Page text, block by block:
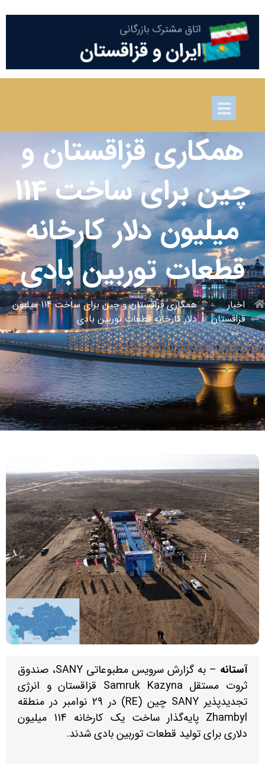
همکاری قزاقستان و
چین برای ساخت 114
میلیون دلار کارخانه
قطعات توربین بادی
اخبار
قزاقستان
همکاری قزاقستان و چین برای ساخت 114 میلیون
دلار کارخانه قطعات توربین بادی
آستانه
– به گزارش سرویس مطبوعاتی SANY، صندوق
ثروت مستقل Samruk Kazyna قزاقستان و انرژی
تجدیدپذیر SANY چین (RE) در 29 نوامبر در منطقه
Zhambyl پایه‌گذار ساخت یک کارخانه 114 میلیون
دلاری برای تولید قطعات توربین بادی شدند.